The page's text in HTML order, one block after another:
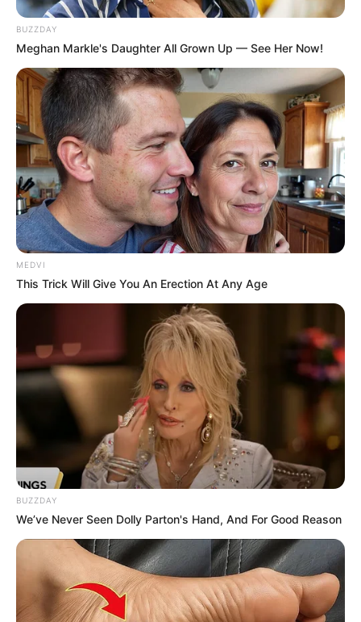
BUZZDAY
Meghan Markle's Daughter All Grown Up — See Her Now!
MEDVI
This Trick Will Give You An Erection At Any Age
BUZZDAY
We’ve Never Seen Dolly Parton's Hand, And For Good Reason